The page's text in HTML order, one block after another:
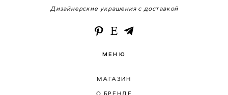
Дизайнерские украшения с доставкой
МЕНЮ
МАГАЗИН